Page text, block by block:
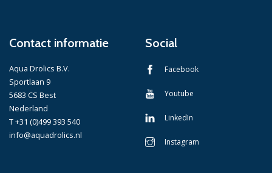
Contact informatie
Aqua Drolics B.V.
Sportlaan 9
5683 CS Best
Nederland
T +31 (0)499 393 540
info@aquadrolics.nl
Social
Facebook
Youtube
LinkedIn
Instagram